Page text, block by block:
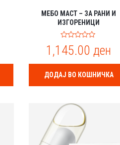
МЕБО МАСТ – ЗА РАНИ И
ИЗГОРЕНИЦИ
o
t
f
1,145.00ден
ДОДАЈ ВО КОШНИЧКА